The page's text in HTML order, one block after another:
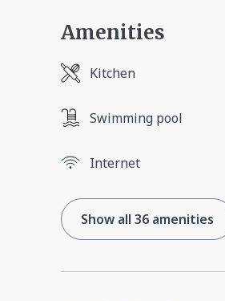
Amenities
Kitchen
Swimming pool
Internet
Show all 36 amenities